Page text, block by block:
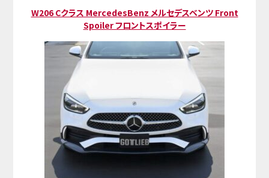
W206 Cクラス MercedesBenz メルセデスベンツ Front
Spoiler フロントスポイラー